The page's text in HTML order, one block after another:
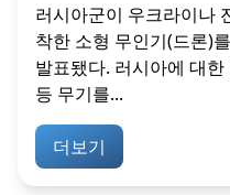
러시아군이 우크라이나
착한 소형 무인기(드론)
발표됐다. 러시아에 대
등 무기를...
더보기